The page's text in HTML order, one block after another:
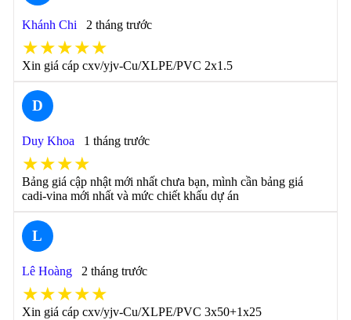
Khánh Chi 2 tháng trước
★★★★★
Xin giá cáp cxv/yjv-Cu/XLPE/PVC 2x1.5
D
Duy Khoa 1 tháng trước
★★★★
Bảng giá cập nhật mới nhất chưa bạn, mình cần bảng giá
cadi-vina mới nhất và mức chiết khấu dự án
L
Lê Hoàng 2 tháng trước
★★★★★
Xin giá cáp cxv/yjv-Cu/XLPE/PVC 3x50+1x25